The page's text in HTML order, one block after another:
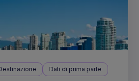
Dati di prima parte